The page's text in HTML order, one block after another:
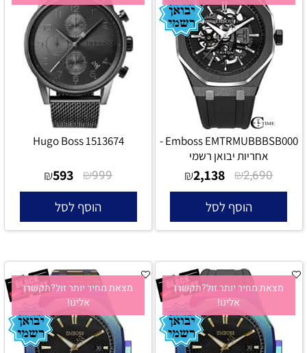
Emboss EMTRMUBBBSB000 -
אחריות יבואן רשמי
₪2,690
₪2,138
הוסף לסל
Hugo Boss 1513674
₪999
₪593
הוסף לסל
מצאת מחיר יותר זול?תקשרו
אלינו!
מצאת מחיר יותר זול?תקשרו
אלינו!